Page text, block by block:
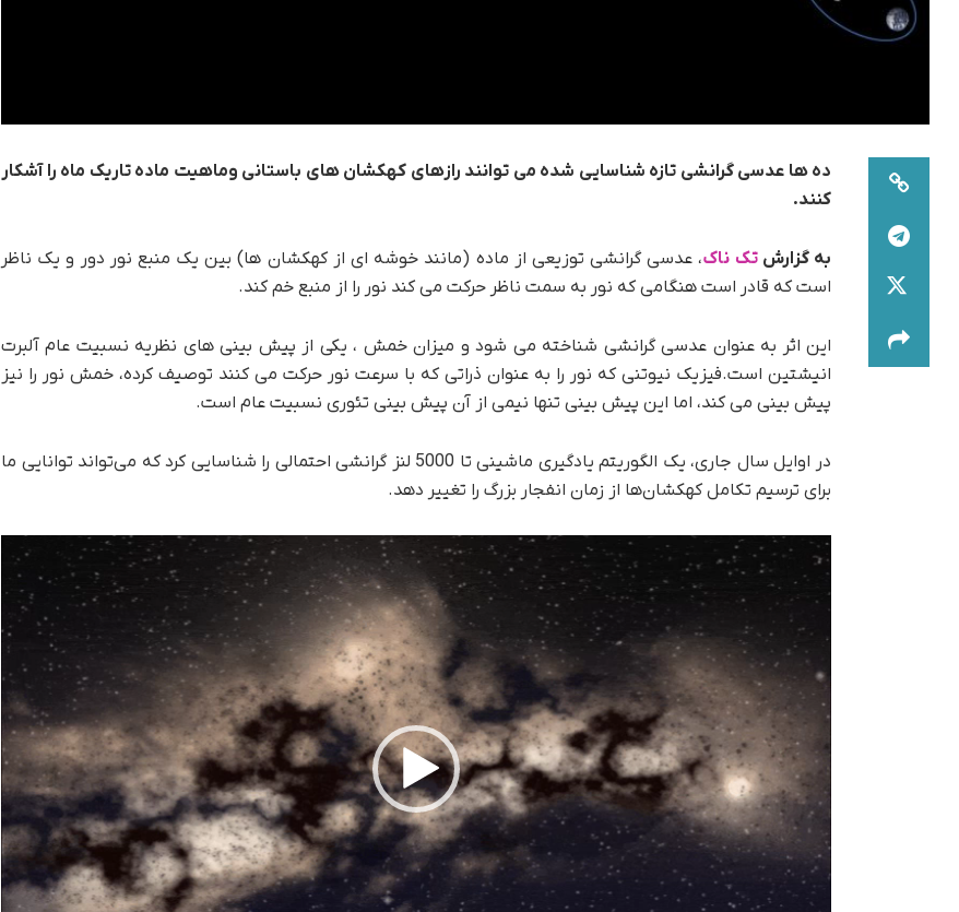
ده ها عدسی گرانشی تازه شناسایی شده می توانند رازهای کهکشان های باستانی وماهیت ماده تاریک ماه را آشکار
کنند.
به گزارشتک ناک، عدسی گرانشی توزیعی از ماده (مانند خوشه ای از کهکشان ها) بین یک منبع نور دور و یک ناظر
است که قادر است هنگامی که نور به سمت ناظر حرکت می کند نور را از منبع خم کند.
این اثر به عنوان عدسی گرانشی شناخته می شود و میزان خمش ، یکی از پیش بینی های نظریه نسبیت عام آلبرت
انیشتین است.فیزیک نیوتنی که نور را به عنوان ذراتی که با سرعت نور حرکت می کنند توصیف کرده، خمش نور را نیز
پیش بینی می کند، اما این پیش بینی تنها نیمی از آن پیش بینی تئوری نسبیت عام است.
در اوایل سال جاری، یک الگوریتم یادگیری ماشینی تا 5000 لنز گرانشی احتمالی را شناسایی کرد که می‌تواند توانایی ما
برای ترسیم تکامل کهکشان‌ها از زمان انفجار بزرگ را تغییر دهد.
نمایشگر
ویدیو